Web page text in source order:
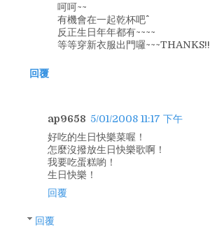
呵呵~~
有機會在一起乾杯吧^^
反正生日年年都有~~~~
等等穿新衣服出門囉~~~THANKS!!
回覆
ap9658 5/01/2008 11:17 下午
好吃的生日快樂菜喔！
怎麼沒撥放生日快樂歌啊！
我要吃蛋糕喲！
生日快樂！
回覆
回覆